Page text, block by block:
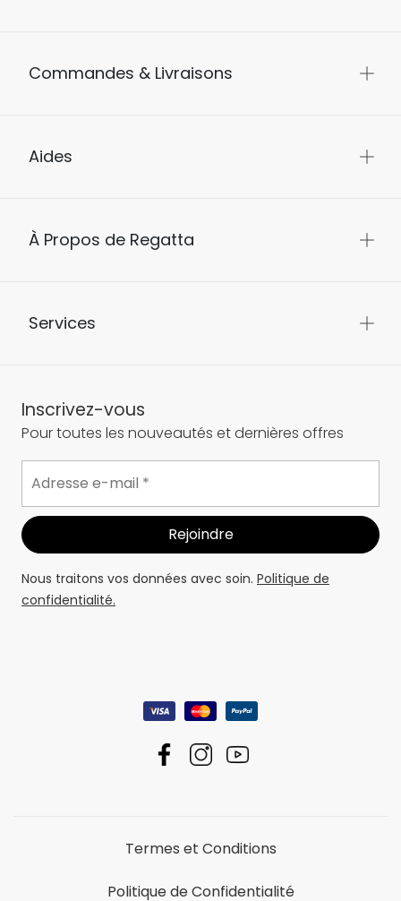
Commandes & Livraisons
Aides
À Propos de Regatta
Services
Inscrivez-vous
Pour toutes les nouveautés et dernières offres
Nous traitons vos données avec soin. Politique de
confidentialité.
Termes et Conditions
Politique de Confidentialité